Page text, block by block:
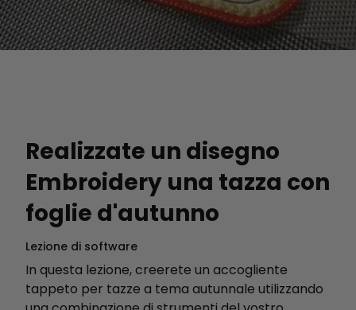
Realizzate un disegno
Embroidery una tazza con
foglie d'autunno
Lezione di software
In questa lezione, creerete un accogliente
tappeto per tazze a tema autunnale utilizzando